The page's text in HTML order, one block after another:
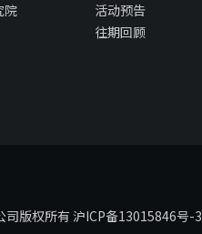
院
活动预告
往期回顾
司版权所有沪ICP备13015846号-3